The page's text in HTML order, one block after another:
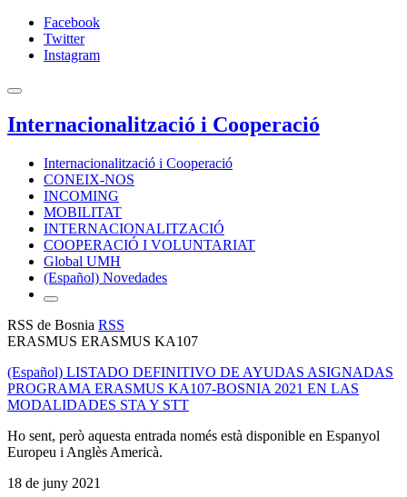
Facebook
Twitter
Instagram
Internacionalització i Cooperació
Internacionalització i Cooperació
CONEIX-NOS
INCOMING
MOBILITAT
INTERNACIONALITZACIÓ
COOPERACIÓ I VOLUNTARIAT
Global UMH
(Español) Novedades
RSS de Bosnia RSS
ERASMUS ERASMUS KA107
(Español) LISTADO DEFINITIVO DE AYUDAS ASIGNADAS
PROGRAMA ERASMUS KA107-BOSNIA 2021 EN LAS
MODALIDADES STA Y STT
Ho sent, però aquesta entrada només està disponible en Espanyol
Europeu i Anglès Americà.
18 de juny 2021